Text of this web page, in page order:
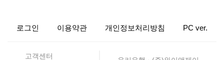
로그인 이용약관 개인정보처리방침 PC ver.
고객센터